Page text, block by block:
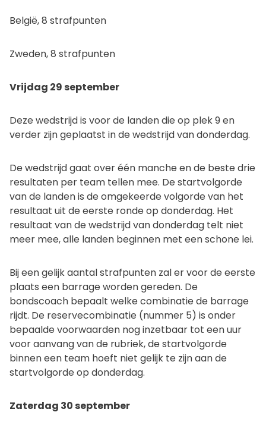
België, 8 strafpunten
Zweden, 8 strafpunten
Vrijdag 29 september
Deze wedstrijd is voor de landen die op plek 9 en
verder zijn geplaatst in de wedstrijd van donderdag.
De wedstrijd gaat over één manche en de beste drie
resultaten per team tellen mee. De startvolgorde
van de landen is de omgekeerde volgorde van het
resultaat uit de eerste ronde op donderdag. Het
resultaat van de wedstrijd van donderdag telt niet
meer mee, alle landen beginnen met een schone lei.
Bij een gelijk aantal strafpunten zal er voor de eerste
plaats een barrage worden gereden. De
bondscoach bepaalt welke combinatie de barrage
rijdt. De reservecombinatie (nummer 5) is onder
bepaalde voorwaarden nog inzetbaar tot een uur
voor aanvang van de rubriek, de startvolgorde
binnen een team hoeft niet gelijk te zijn aan de
startvolgorde op donderdag.
Zaterdag 30 september